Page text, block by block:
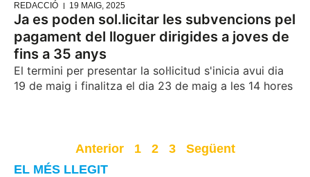
REDACCIÓ 19 MAIG, 2025
Ja es poden sol.licitar les subvencions pel
pagament del lloguer dirigides a joves de
fins a 35 anys
El termini per presentar la sol·licitud s'inicia avui dia
19 de maig i finalitza el dia 23 de maig a les 14 hores
Anterior 1 2 3
Següent
EL MÉS LLEGIT